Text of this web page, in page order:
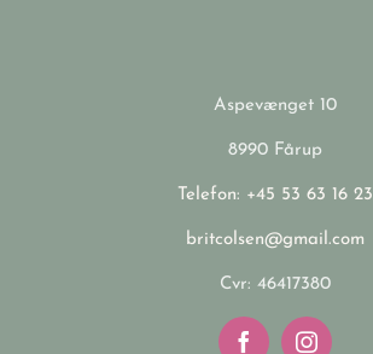
Aspevænget 10
8990 Fårup
Telefon: +45 53 63 16 23
britcolsen@gmail.com
Cvr: 46417380